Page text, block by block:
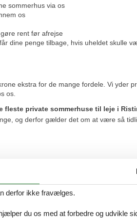
sommerhus via os
os
rent før afrejse
dine penge tilbage, hvis uheldet skulle
ekstra for de mange fordele. Vi yder
os.
fleste private sommerhuse til leje i
og derfor gælder det om at være så
ved huset Et stille område perfekt til
dejlige ture. Dejlig sandstrand, hvis det
derfor ikke fravælges.
du os med at forbedre og udvikle